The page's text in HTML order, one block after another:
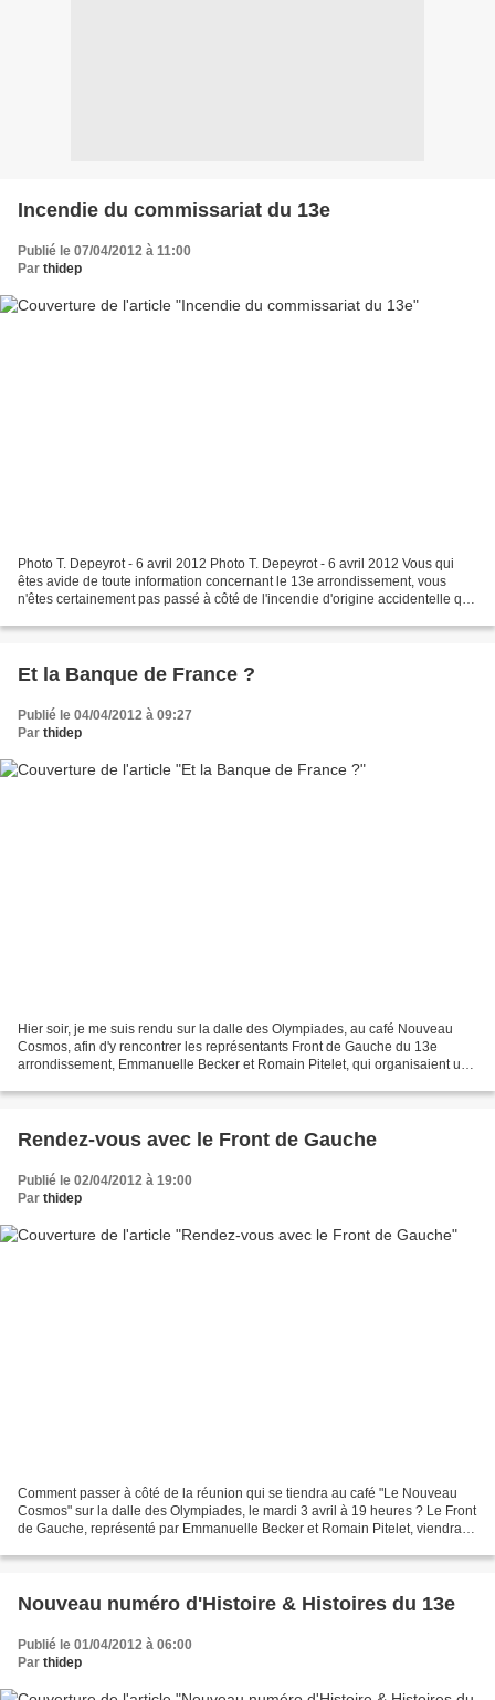
Incendie du commissariat du 13e
Publié le 07/04/2012 à 11:00
Par thidep
Photo T. Depeyrot - 6 avril 2012 Photo T. Depeyrot - 6 avril 2012 Vous qui
êtes avide de toute information concernant le 13e arrondissement, vous
n'êtes certainement pas passé à côté de l'incendie d'origine accidentelle qui
Et la Banque de France ?
Publié le 04/04/2012 à 09:27
Par thidep
Hier soir, je me suis rendu sur la dalle des Olympiades, au café Nouveau
Cosmos, afin d'y rencontrer les représentants Front de Gauche du 13e
arrondissement, Emmanuelle Becker et Romain Pitelet, qui organisaient un
Rendez-vous avec le Front de Gauche
Publié le 02/04/2012 à 19:00
Par thidep
Comment passer à côté de la réunion qui se tiendra au café "Le Nouveau
Cosmos" sur la dalle des Olympiades, le mardi 3 avril à 19 heures ? Le Front
de Gauche, représenté par Emmanuelle Becker et Romain Pitelet, viendra à
Nouveau numéro d'Histoire & Histoires du 13e
Publié le 01/04/2012 à 06:00
Par thidep